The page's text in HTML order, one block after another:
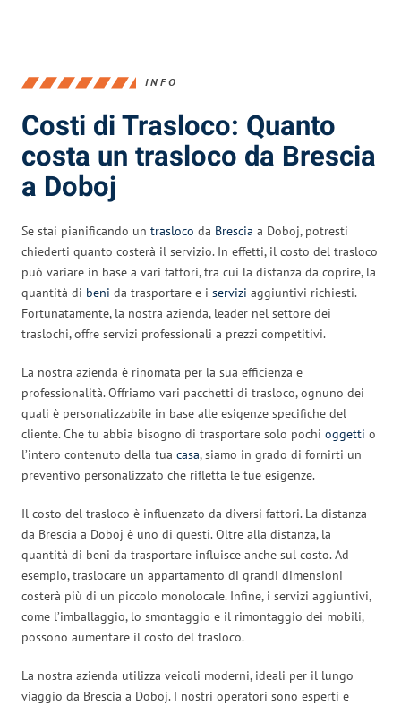
INFO
Costi di Trasloco: Quanto
costa un trasloco da Brescia
a Doboj
Se stai pianificando un trasloco da Brescia a Doboj, potresti
chiederti quanto costerà il servizio. In effetti, il costo del trasloco
può variare in base a vari fattori, tra cui la distanza da coprire, la
quantità di beni da trasportare e i servizi aggiuntivi richiesti.
Fortunatamente, la nostra azienda, leader nel settore dei
traslochi, offre servizi professionali a prezzi competitivi.
La nostra azienda è rinomata per la sua efficienza e
professionalità. Offriamo vari pacchetti di trasloco, ognuno dei
quali è personalizzabile in base alle esigenze specifiche del
cliente. Che tu abbia bisogno di trasportare solo pochi oggetti o
l’intero contenuto della tua casa, siamo in grado di fornirti un
preventivo personalizzato che rifletta le tue esigenze.
Il costo del trasloco è influenzato da diversi fattori. La distanza
da Brescia a Doboj è uno di questi. Oltre alla distanza, la
quantità di beni da trasportare influisce anche sul costo. Ad
esempio, traslocare un appartamento di grandi dimensioni
costerà più di un piccolo monolocale. Infine, i servizi aggiuntivi,
come l’imballaggio, lo smontaggio e il rimontaggio dei mobili,
possono aumentare il costo del trasloco.
La nostra azienda utilizza veicoli moderni, ideali per il lungo
viaggio da Brescia a Doboj. I nostri operatori sono esperti e